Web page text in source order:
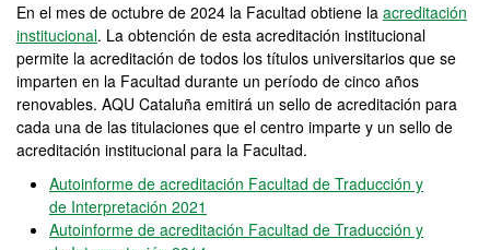
En el mes de octubre de 2024 la Facultad obtiene la acreditación
institucional. La obtención de esta acreditación institucional
permite la acreditación de todos los títulos universitarios que se
imparten en la Facultad durante un período de cinco años
renovables. AQU Cataluña emitirá un sello de acreditación para
cada una de las titulaciones que el centro imparte y un sello de
acreditación institucional para la Facultad.
Autoinforme de acreditación Facultad de Traducción y
de Interpretación 2021
Autoinforme de acreditación Facultad de Traducción y